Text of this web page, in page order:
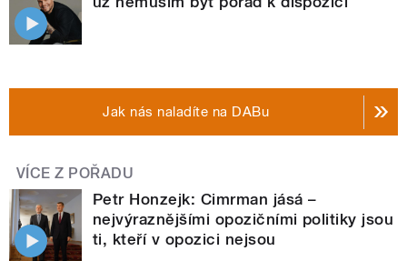
Jak nás naladíte na DABu
VÍCE Z POŘADU
Petr Honzejk: Cimrman jásá –
nejvýraznějšími opozičními politiky jsou
ti, kteří v opozici nejsou